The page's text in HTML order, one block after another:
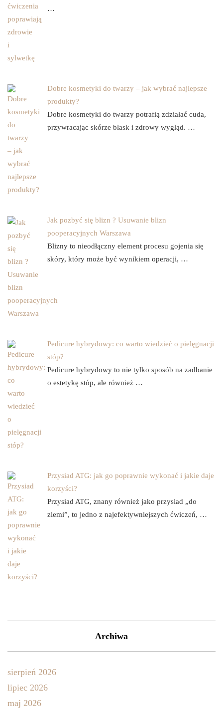
…
Dobre kosmetyki do twarzy – jak wybrać najlepsze
produkty?
Dobre kosmetyki do twarzy potrafią zdziałać cuda,
przywracając skórze blask i zdrowy wygląd. …
Jak pozbyć się blizn ? Usuwanie blizn
pooperacyjnych Warszawa
Blizny to nieodłączny element procesu gojenia się
skóry, który może być wynikiem operacji, …
Pedicure hybrydowy: co warto wiedzieć o pielęgnacji
stóp?
Pedicure hybrydowy to nie tylko sposób na zadbanie
o estetykę stóp, ale również …
Przysiad ATG: jak go poprawnie wykonać i jakie daje
korzyści?
Przysiad ATG, znany również jako przysiad „do
ziemi”, to jedno z najefektywniejszych ćwiczeń, …
Archiwa
sierpień 2026
lipiec 2026
maj 2026